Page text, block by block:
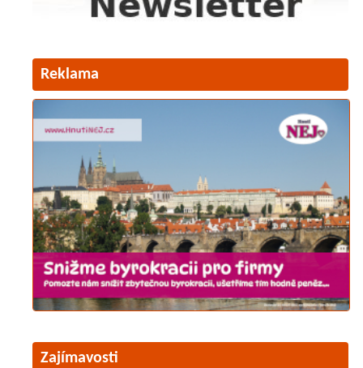
Reklama
Zajímavosti